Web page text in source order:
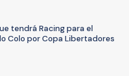
tendrá Racing para el
Colo por Copa Libertadores